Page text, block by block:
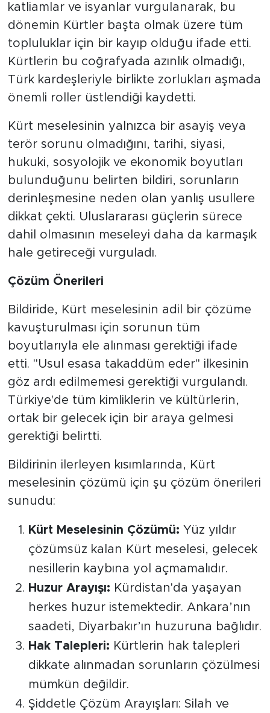
katliamlar ve isyanlar vurgulanarak, bu
dönemin Kürtler başta olmak üzere tüm
topluluklar için bir kayıp olduğu ifade etti.
Kürtlerin bu coğrafyada azınlık olmadığı,
Türk kardeşleriyle birlikte zorlukları aşmada
önemli roller üstlendiği kaydetti.
Kürt meselesinin yalnızca bir asayiş veya
terör sorunu olmadığını, tarihi, siyasi,
hukuki, sosyolojik ve ekonomik boyutları
bulunduğunu belirten bildiri, sorunların
derinleşmesine neden olan yanlış usullere
dikkat çekti. Uluslararası güçlerin sürece
dahil olmasının meseleyi daha da karmaşık
hale getireceği vurguladı.
Çözüm Önerileri
Bildiride, Kürt meselesinin adil bir çözüme
kavuşturulması için sorunun tüm
boyutlarıyla ele alınması gerektiği ifade
etti. "Usul esasa takaddüm eder" ilkesinin
göz ardı edilmemesi gerektiği vurgulandı.
Türkiye'de tüm kimliklerin ve kültürlerin,
ortak bir gelecek için bir araya gelmesi
gerektiği belirtti.
Bildirinin ilerleyen kısımlarında, Kürt
meselesinin çözümü için şu çözüm önerileri
sunudu:
Kürt Meselesinin Çözümü: Yüz yıldır
çözümsüz kalan Kürt meselesi, gelecek
nesillerin kaybına yol açmamalıdır.
Huzur Arayışı: Kürdistan'da yaşayan
herkes huzur istemektedir. Ankara’nın
saadeti, Diyarbakır’ın huzuruna bağlıdır.
Hak Talepleri: Kürtlerin hak talepleri
dikkate alınmadan sorunların çözülmesi
mümkün değildir.
Şiddetle Çözüm Arayışları: Silah ve